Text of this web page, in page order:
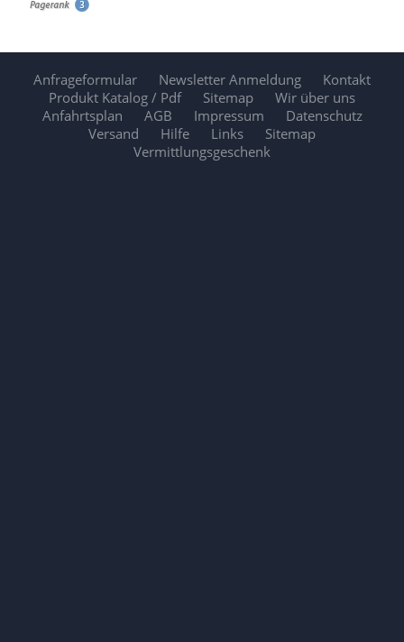
Anfrageformular Newsletter Anmeldung
Kontakt
Produkt Katalog / Pdf
Sitemap
Wir über uns
Anfahrtsplan
AGB Impressum
Datenschutz
Versand
Hilfe Links
Sitemap
Vermittlungsgeschenk